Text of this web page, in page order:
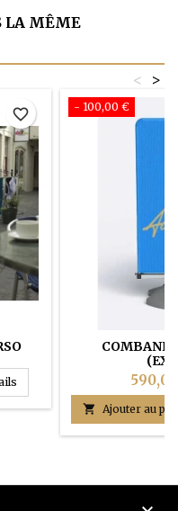
LA MÊME
>
<
COMBARRIER® RECTO/
favorite_border - 100,00 €
 Ajouter au